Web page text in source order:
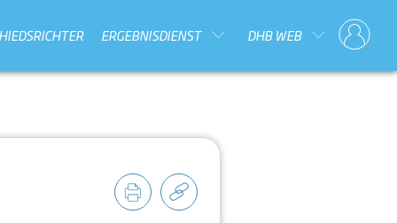
ERGEBNISDIENST DHB WEB